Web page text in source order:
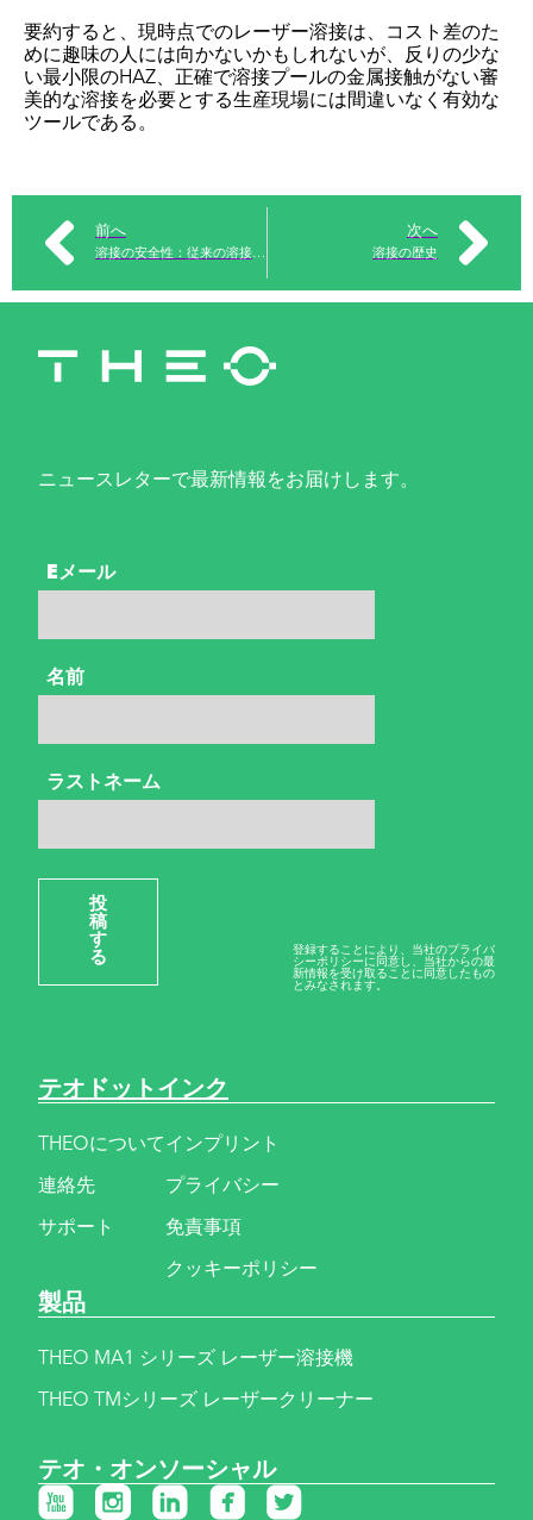
要約すると、現時点でのレーザー溶接は、コスト差のた
めに趣味の人には向かないかもしれないが、反りの少な
い最小限のHAZ、正確で溶接プールの金属接触がない審
美的な溶接を必要とする生産現場には間違いなく有効な
ツールである。
前へ
溶接の安全性：従来の溶接方法とハンドヘルド・レーザー溶接の比較
次へ
溶接の歴史
ニュースレターで最新情報をお届けします。
Eメール
名前
ラストネーム
投
稿
す
る
登録することにより、当社のプライバ
シーポリシーに同意し、当社からの最
新情報を受け取ることに同意したもの
とみなされます。
テオドットインク
THEOについて
連絡先
サポート
インプリント
プライバシー
免責事項
クッキーポリシー
製品
THEO MA1 シリーズ レーザー溶接機
THEO TMシリーズ レーザークリーナー
テオ・オンソーシャル